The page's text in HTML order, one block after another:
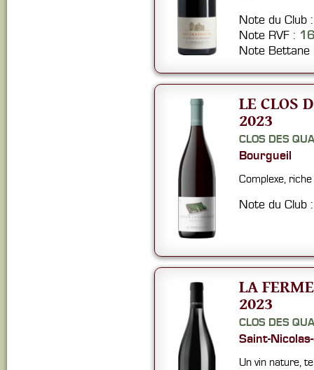
Note du Club
Note RVF :
Note
LE CLOS
2023
CLOS DES
Bourgueil
Complexe,
Note du Club
LA
2023
CLOS DES
Saint-
Un vin nature,